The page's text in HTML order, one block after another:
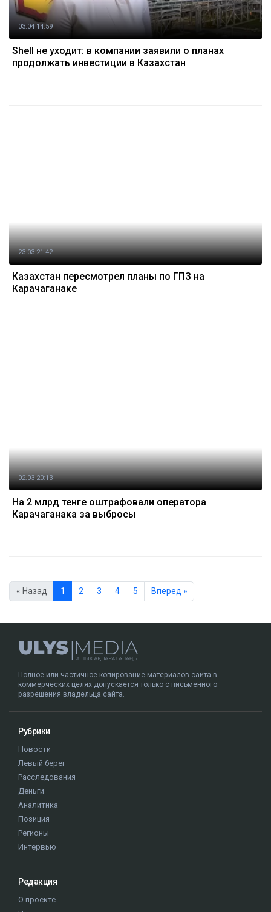
03.04 14:59
Shell не уходит: в компании заявили о планах
продолжать инвестиции в Казахстан
23.03 21:42
Казахстан пересмотрел планы по ГПЗ на
Карачаганаке
02.03 20:13
На 2 млрд тенге оштрафовали оператора
Карачаганака за выбросы
« Назад 1 2 3 4 5 Вперед »
Полное или частичное копирование материалов сайта в
коммерческих целях допускается только с письменного
разрешения владельца сайта.
Рубрики
Новости
Левый берег
Расследования
Деньги
Аналитика
Позиция
Регионы
Интервью
Редакция
О проекте